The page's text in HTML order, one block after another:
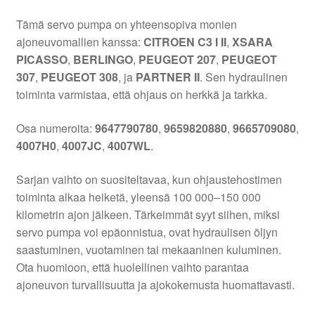
Tämä servo pumpa on yhteensopiva monien
ajoneuvomallien kanssa: CITROEN C3 I II, XSARA
PICASSO, BERLINGO, PEUGEOT 207, PEUGEOT
307, PEUGEOT 308, ja PARTNER II. Sen hydraulinen
toiminta varmistaa, että ohjaus on herkkä ja tarkka.
Osa numeroita: 9647790780, 9659820880, 9665709080,
4007H0, 4007JC, 4007WL.
Sarjan vaihto on suositeltavaa, kun ohjaustehostimen
toiminta alkaa heiketä, yleensä 100 000–150 000
kilometrin ajon jälkeen. Tärkeimmät syyt siihen, miksi
servo pumpa voi epäonnistua, ovat hydraulisen öljyn
saastuminen, vuotaminen tai mekaaninen kuluminen.
Ota huomioon, että huolellinen vaihto parantaa
ajoneuvon turvallisuutta ja ajokokemusta huomattavasti.